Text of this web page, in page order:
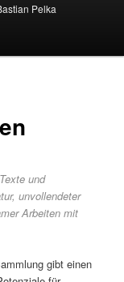
Pelka
und
unvollendeter
Arbeiten mit
gibt einen